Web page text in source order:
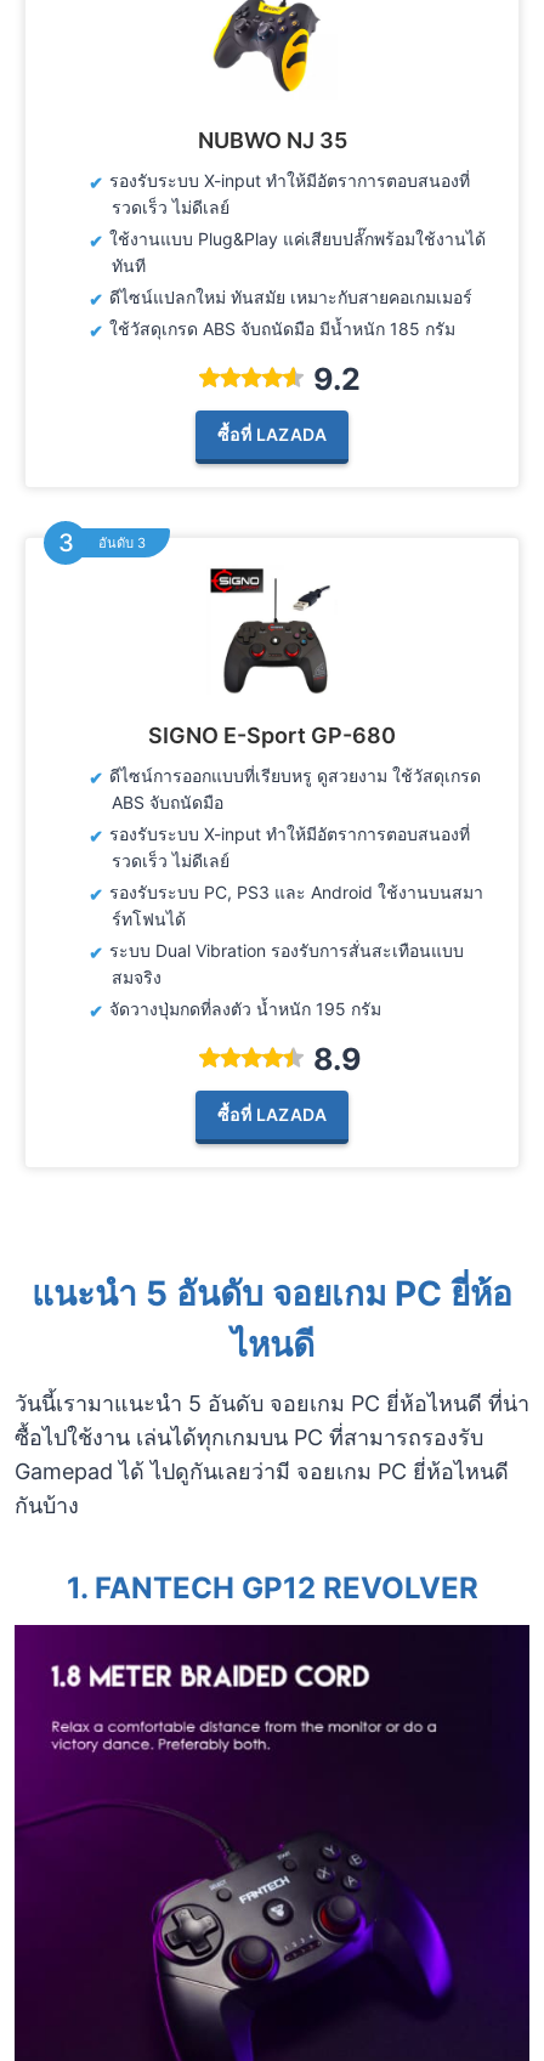
NUBWO NJ 35
รองรับระบบ X-input ทำให้มีอัตราการตอบสนองที่
รวดเร็ว ไม่ดีเลย์
ใช้งานแบบ Plug&Play แค่เสียบปลั๊กพร้อมใช้งานได้
ทันที
ดีไซน์แปลกใหม่ ทันสมัย เหมาะกับสายคอเกมเมอร์
ใช้วัสดุเกรด ABS จับถนัดมือ มีน้ำหนัก 185 กรัม
9.2
ซื้อที่ LAZADA
อันดับ 3
SIGNO E-Sport GP-680
ดีไซน์การออกแบบที่เรียบหรู ดูสวยงาม ใช้วัสดุเกรด
ABS จับถนัดมือ
รองรับระบบ X-input ทำให้มีอัตราการตอบสนองที่
รวดเร็ว ไม่ดีเลย์
รองรับระบบ PC, PS3 และ Android ใช้งานบนสมา
ร์ทโฟนได้
ระบบ Dual Vibration รองรับการสั่นสะเทือนแบบ
สมจริง
จัดวางปุ่มกดที่ลงตัว น้ำหนัก 195 กรัม
8.9
ซื้อที่ LAZADA
แนะนำ 5 อันดับ จอยเกม PC ยี่ห้อ
ไหนดี
วันนี้เรามาแนะนำ 5 อันดับ จอยเกม PC ยี่ห้อไหนดี ที่น่า
ซื้อไปใช้งาน เล่นได้ทุกเกมบน PC ที่สามารถรองรับ
Gamepad ได้ ไปดูกันเลยว่ามี จอยเกม PC ยี่ห้อไหนดี
กันบ้าง
1. FANTECH GP12 REVOLVER